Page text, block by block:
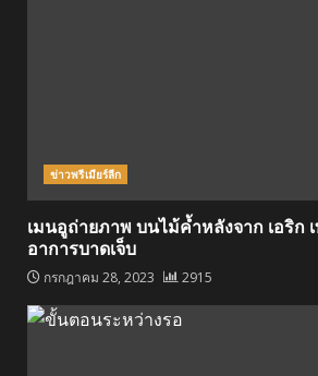
ข่าวพรีเมียร์ลีก
เมนอูถ่ายภาพ บนไม้ค้ำหลังจาก เอริก
อาการบาดเจ็บ
กรกฎาคม 28, 2023 2915